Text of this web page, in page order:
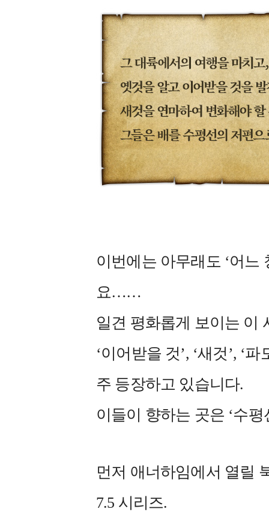
이번에는 아무래도 ‘어느
요……
일견 평화롭게 보이는 이
‘이어받을 것’, ‘새것’, ‘
주 등장하고 있습니다.
이들이 향하는 곳은 ‘수
먼저 애너하임에서 열릴
7.5 시리즈.